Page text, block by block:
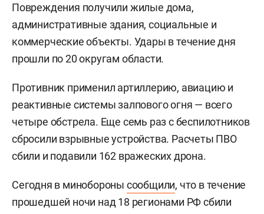
Повреждения получили жилые дома,
административные здания, социальные и
коммерческие объекты. Удары в течение дня
прошли по 20 округам области.
Противник применил артиллерию, авиацию и
реактивные системы залпового огня — всего
четыре обстрела. Еще семь раз с беспилотников
сбросили взрывные устройства. Расчеты ПВО
сбили и подавили 162 вражеских дрона.
Сегодня в минобороны сообщили, что в течение
прошедшей ночи над 18 регионами РФ сбили